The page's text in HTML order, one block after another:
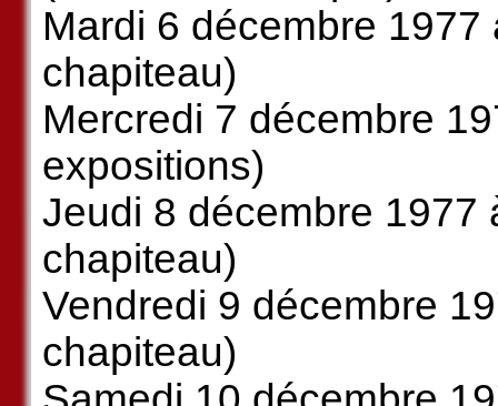
Mardi 6 décembre
chapiteau)
Mercredi 7 décembre
expositions)
Jeudi 8 décembre 1977
chapiteau)
Vendredi 9 décembre
chapiteau)